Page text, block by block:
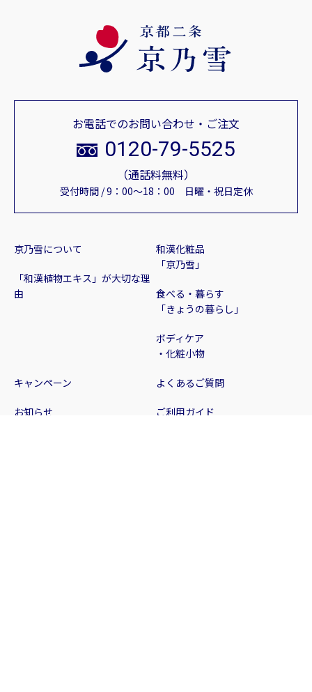
京乃雪について
「和漢植物エキス」が大切な理
由
和漢化粧品
「京乃雪」
食べる・暮らす
「きょうの暮らし」
ボディケア
・化粧小物
キャンペーン
お知らせ
よくあるご質問
ご利用ガイド
お電話でのお問い合わせ・ご注文
0120-79-5525
（通話料無料）
受付時間 / 9：00～18：00 日曜・祝日定休